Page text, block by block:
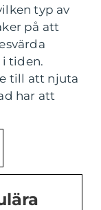
typ av
på att
i tiden.
till att njuta
har att